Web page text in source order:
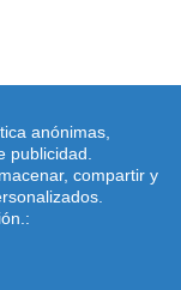
Home
Condiciones de uso
anónimas,
publicidad.
compartir y
Informese en: